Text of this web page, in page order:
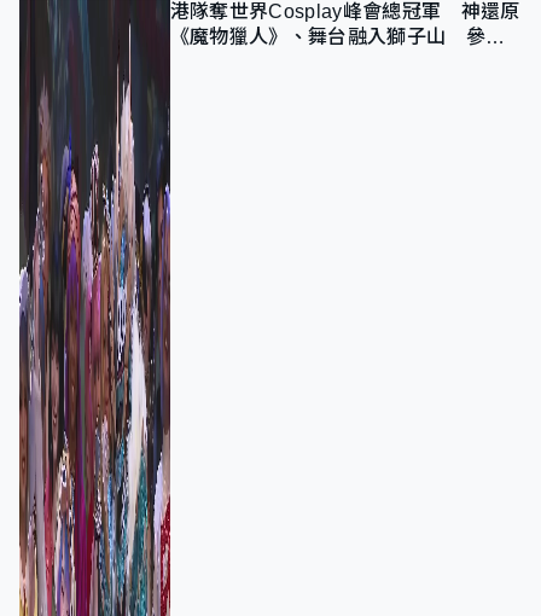
港隊奪世界Cosplay峰會總冠軍 神還原
《魔物獵人》、舞台融入獅子山 參賽